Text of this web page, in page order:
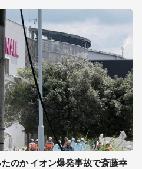
のか イオン爆発事故で斎藤幸